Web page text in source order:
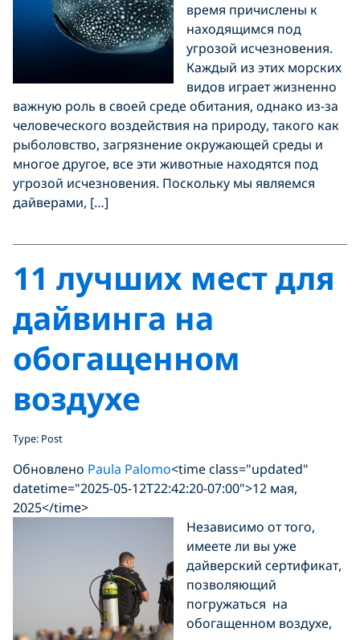
время причислены к
находящимся под
угрозой исчезновения.
Каждый из этих морских
видов играет жизненно
важную роль в своей среде обитания, однако из-за
человеческого воздействия на природу, такого как
рыболовство, загрязнение окружающей среды и
многое другое, все эти животные находятся под
угрозой исчезновения. Поскольку мы являемся
дайверами, […]
11 лучших мест для
дайвинга на
обогащенном
воздухе
Type: Post
Обновлено Paula Palomo<time class="updated"
datetime="2025-05-12T22:42:20-07:00">12 мая,
2025</time>
Независимо от того,
имеете ли вы уже
дайверский сертификат,
позволяющий
погружаться на
обогащенном воздухе,